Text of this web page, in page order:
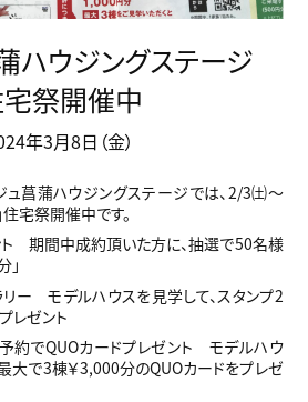
ハウジングステージ
祭開催中
年3月8日（金）
菖蒲ハウジングステージでは、2/3㈯～
宅祭開催中です。
ト 期間中成約頂いた方に、抽選で50名様
リー モデルハウスを見学して、スタンプ2
レゼント
約でQUOカードプレゼント モデルハウ
大で3棟￥3,000分のQUOカードをプレゼ